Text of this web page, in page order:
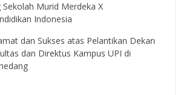
Sekolah Murid Merdeka X
Indonesia
dan Sukses atas Pelantikan Dekan
dan Direktus Kampus UPI di